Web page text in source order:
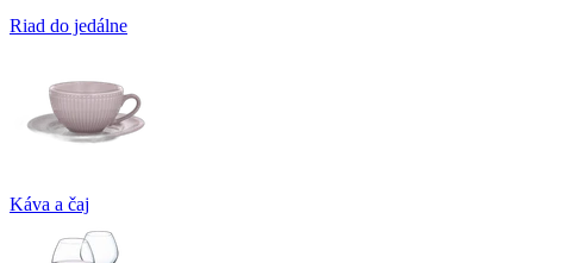
Riad do jedálne
Káva a čaj